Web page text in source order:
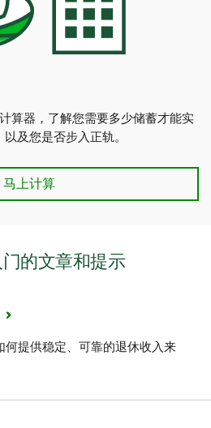
算器，了解您需要多少储蓄才能实
及您是否步入正轨。
退休储蓄计算器
马上计算
的文章和提示
何提供稳定、可靠的退休收入来